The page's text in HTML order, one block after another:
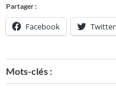
Partager :
Facebook Twitter
Mots-clés :